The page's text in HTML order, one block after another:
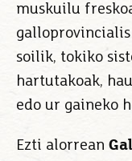
muskuilu
soilik, tokiko
hartutakoak,
edo ur gaineko
Ezti alorrean